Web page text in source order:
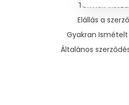
Termék
Elállás a
Gyakran Ismételt
Általános